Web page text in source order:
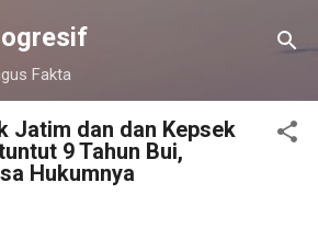
ke konten utama
Fakta
Jatim dan dan Kepsek
9 Tahun Bui,
Hukumnya